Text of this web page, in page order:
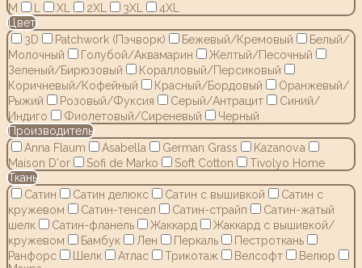
M
XL 2XL 3XL
4XL
Цвет
3D
Patchwork (Пэчворк) Бежевый/Кремовый
Белый/
Молочный
Голубой/Аквамарин
Желтый/Песочный
Зеленый/Бирюзовый
Коралловый/Персиковый
Коричневый/Кофейный
Красный/Бордовый
Оранжевый/
Рыжий
Розовый/Фуксия Серый/Антрацит
Синий/
Индиго
Фиолетовый/Сиреневый
Черный
Производитель
Anna Flaum
Asabella German Grass
Kazanov.a
Maison D'or
Sofi de Marko Soft Cotton
Tivolyo Home
Ткань
Сатин
Сатин делюкс Сатин с вышивкой
Сатин с
кружевом
Сатин-тенсел Сатин-страйп
Сатин-жатый
шелк
Сатин-фланель Жаккард
Жаккард с вышивкой/
кружевом
Бамбук Лен Перкаль
Пестроткань
Ранфорс
Шелк Атлас Трикотаж Велсофт
Велюр